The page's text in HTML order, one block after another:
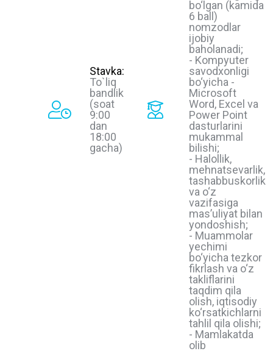
Stavka:
To`liq
bandlik
(soat
9:00
dan
18:00
gacha)
bo‘lgan (kamida
6 ball)
nomzodlar
ijobiy
baholanadi;
- Kompyuter
savodxonligi
bo‘yicha -
Microsoft
Word, Excel va
Power Point
dasturlarini
mukammal
bilishi;
- Halollik,
mehnatsevarlik,
tashabbuskorlik
va o‘z
vazifasiga
masʼuliyat bilan
yondoshish;
- Muammolar
yechimi
bo‘yicha tezkor
fikrlash va o‘z
takliflarini
taqdim qila
olish, iqtisodiy
ko‘rsatkichlarni
tahlil qila olishi;
- Mamlakatda
olib